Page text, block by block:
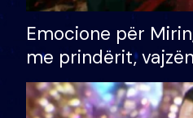
Emocione për
me prindërit,
bashkëshorten:
divorci apo jo?